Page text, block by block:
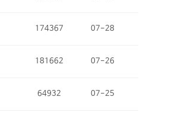
174367 07-28
181662 07-26
64932 07-25